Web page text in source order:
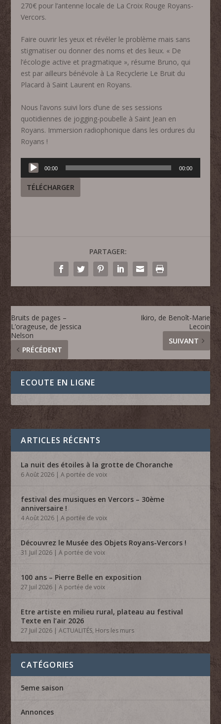
270€ pour l’antenne locale de La Croix Rouge Royans-
Vercors.
Faire ouvrir les yeux et révéler le problème mais sans
stigmatiser ou donner des noms et des lieux. « De
l’écologie active et pragmatique », résume Bruno, qui
est par ailleurs bénévole à La Recyclerie Le Bruit du
Placard à Saint Laurent en Royans.
Nous l’avons suivi lors d’une de ses sessions
quotidiennes de jogging-poubelle à Saint Jean en
Royans. Immersion radiophonique dans les ordures du
Royans !
Lecteur
audio
00:00 00:00
TÉLÉCHARGER
PARTAGER:
Bruits de pages –
L’orageuse, de Jessica
Nelson
PRÉCÉDENT
Ikiro, de Benoît-Marie
Lecoin
SUIVANT
ECOUTE EN LIGNE
ARTICLES RÉCENTS
La nuit des étoiles à la grotte de Choranche
6 Août 2026 |A portée de voix
festival des musiques en Vercors – 30ème
anniversaire !
4 Août 2026 |A portée de voix
Découvrez le Musée des Objets Royans-Vercors !
31 Juil 2026 |A portée de voix
100 ans – Pierre Belle en exposition
27 Juil 2026 |A portée de voix
Etre artiste en milieu rural, plateau au festival
Texte en l’air 2026
27 Juil 2026 |ACTUALITÉS, Hors les murs
CATÉGORIES
5eme saison
Annonces